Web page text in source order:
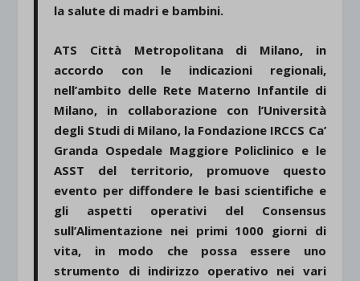
la salute di madri e bambini.
ATS Città Metropolitana di Milano, in
accordo con le indicazioni regionali,
nell’ambito delle Rete Materno Infantile di
Milano, in collaborazione con l’Università
degli Studi di Milano, la Fondazione IRCCS Ca’
Granda Ospedale Maggiore Policlinico e le
ASST del territorio, promuove questo
evento per diffondere le basi scientifiche e
gli aspetti operativi del Consensus
sull’Alimentazione nei primi 1000 giorni di
vita, in modo che possa essere uno
strumento di indirizzo operativo nei vari